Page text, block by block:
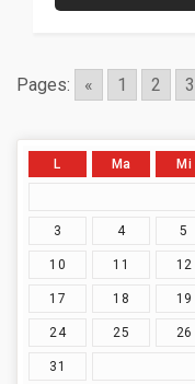
Pages: « 1 2 3
L Ma Mi
3 4 5
10 11 12
17 18 19
24 25 26
31